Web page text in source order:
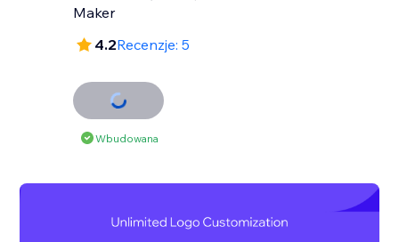
Maker
4.2Recenzje: 5
Wbudowana